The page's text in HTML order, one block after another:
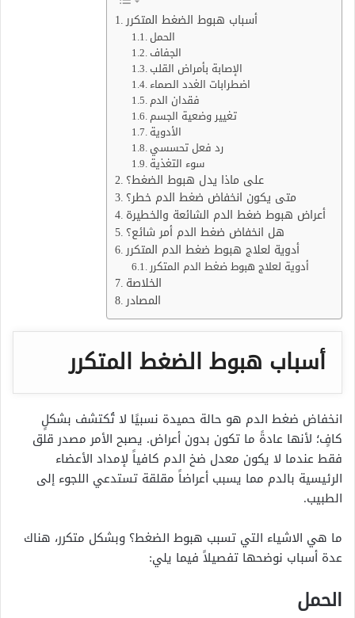
أسباب هبوط الضغط المتكرر
الحمل
الجفاف
الإصابة بأمراض القلب
اضطرابات الغدد الصماء
تغيير وضعية الجسم
الأدوية
رد فعل تحسسي
سوء التغذية
على ماذا يدل هبوط الضغط؟
متى يكون انخفاض ضغط الدم خطر؟
أعراض هبوط ضغط الدم الشائعة والخطيرة
هل انخفاض ضغط الدم أمر شائع؟
أدوية لعلاج هبوط ضغط الدم المتكرر
أدوية لعلاج هبوط ضغط الدم المتكرر
الخلاصة
المصادر
أسباب هبوط الضغط المتكرر
انخفاض ضغط الدم هو حالة حميدة نسبيًا لا تُكتشف بشكلٍ
كافٍ؛ لأنها عادةً ما تكون بدون أعراض. يصبح الأمر مصدر قلق
فقط عندما لا يكون معدل ضخ الدم كافياً لإمداد الأعضاء
الرئيسية بالدم مما يسبب أعراضاً مقلقة تستدعي اللجوء إلى
الطبيب.
ما هي الاشياء التي تسبب هبوط الضغط؟ وبشكل متكرر، هناك
عدة أسباب نوضحها تفصيلاً فيما يلي:
الحمل